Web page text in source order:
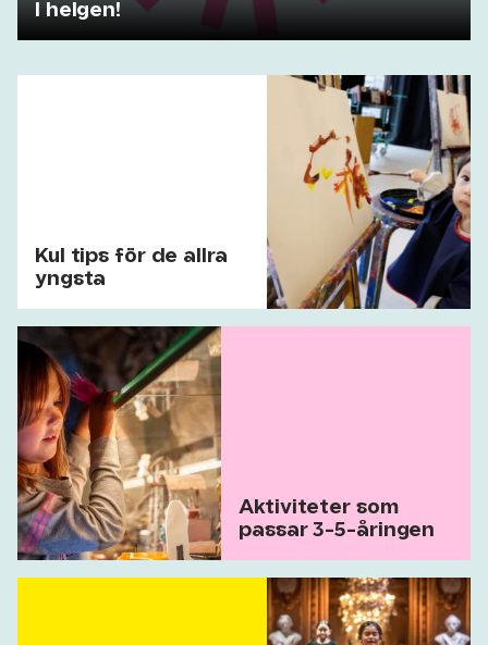
I helgen!
Kul tips för de allra
yngsta
Aktiviteter som
passar 3-5-åringen